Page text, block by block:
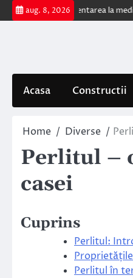
Skip
to
aug. 8, 2026
prezentarea la medic
Acasa Constructii
Home Diverse
Perlitul –
casei
Cuprins
Perlitul:
Perlitul în